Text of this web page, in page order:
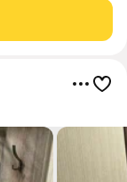
подходит.